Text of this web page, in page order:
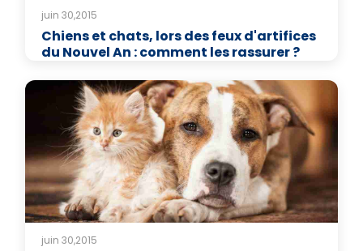
juin 30,2015
Chiens et chats, lors des feux d'artifices
du Nouvel An : comment les rassurer ?
juin 30,2015